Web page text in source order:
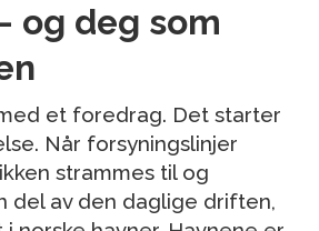
og deg som
et foredrag. Det starter
Når forsyningslinjer
strammes til og
del av den daglige driften,